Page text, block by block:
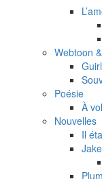
Webtoon
Poésie
À
Nouvelles
Il